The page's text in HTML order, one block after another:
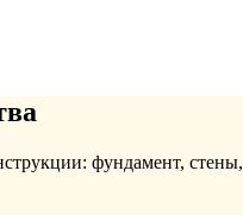
фундамент,